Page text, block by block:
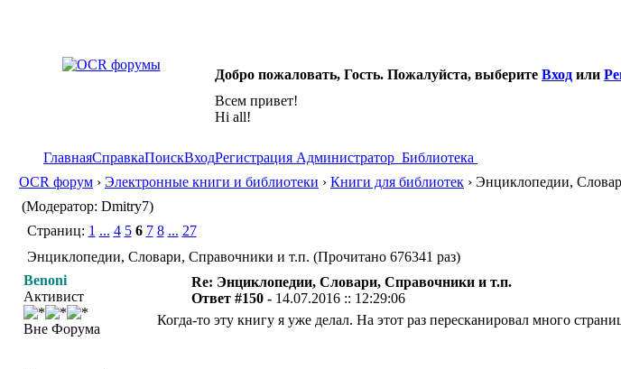
Добро пожаловать, Гость. Пожалуйста, выберите Вход или
Всем привет!
Hi all!
ГлавнаяСправкаПоискВходРегистрация Администратор Библиотека
OCR форум › Электронные книги и библиотеки › Книги для библиотек › Энциклопедии,
(Модератор: Dmitry7)
Страниц: 1 ... 4 5 6 7 8 ... 27
Энциклопедии, Словари, Справочники и т.п. (Прочитано 676341 раз)
Benoni
Активист
Вне Форума
Re: Энциклопедии, Словари, Справочники и т.п.
Ответ #150 - 14.07.2016 :: 12:29:06
Когда-то эту книгу я уже делал. На этот раз пересканировал много